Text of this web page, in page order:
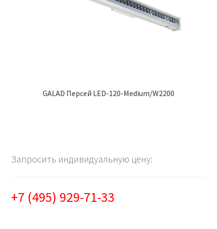
GALAD Персей LED-120-Medium/W2200
Запросить индивидуальную цену:
+7 (495) 929-71-33